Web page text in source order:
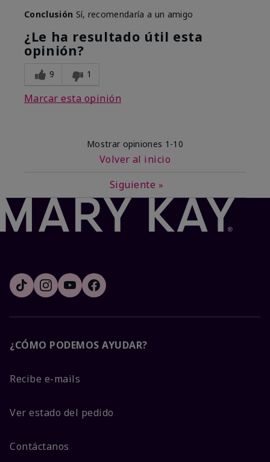
Conclusión Sí, recomendaría a un amigo
¿Le ha resultado útil esta
opinión?
9 1
Marcar esta opinión
Mostrar opiniones 1-10
Volver al inicio
Siguiente »
¿CÓMO PODEMOS AYUDAR?
Recibe e-mails
Ver estado del pedido
Contáctanos